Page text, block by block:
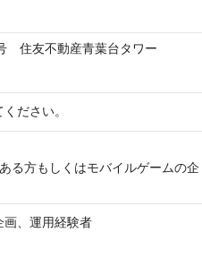
住友不動産青葉台タワー
ださい。
る方もしくはモバイルゲームの企
画、運用経験者